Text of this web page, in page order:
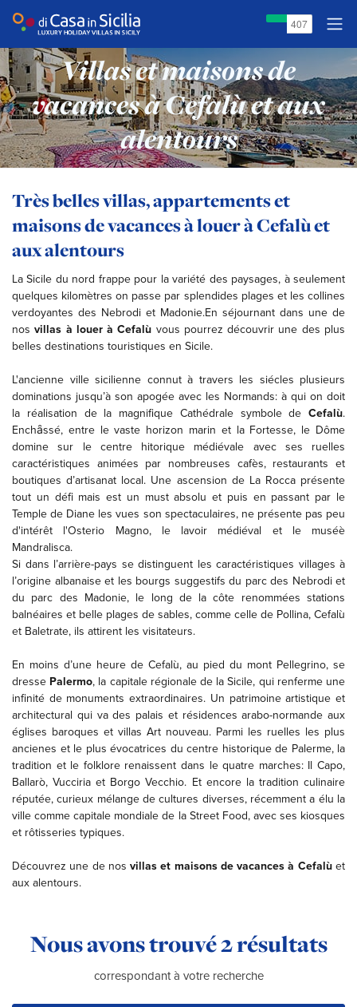
Villas et maisons de
vacances à Cefalù et aux
alentours
Très belles villas, appartements et
maisons de vacances à louer à Cefalù et
aux alentours
La Sicile du nord frappe pour la variété des paysages, à seulement
quelques kilomètres on passe par splendides plages et les collines
verdoyantes des Nebrodi et Madonie.En séjournant dans une de
nosvillas à louer à Cefalù vous pourrez découvrir une des plus
belles destinations touristiques en Sicile.
L'ancienne ville sicilienne connut à travers les siécles plusieurs
dominations jusqu’à son apogée avec les Normands: à qui on doit
la réalisation de la magnifique Cathédrale symbole de Cefalù.
Enchȃssé, entre le vaste horizon marin et la Fortesse, le Dôme
domine sur le centre hitorique médiévale avec ses ruelles
caractéristiques animées par nombreuses cafès, restaurants et
boutiques d’artisanat local. Une ascension de La Rocca présente
tout un défi mais est un must absolu et puis en passant par le
Temple de Diane les vues son spectaculaires, ne présente pas peu
d'intérêt l'Osterio Magno, le lavoir médiéval et le muséè
Mandralisca.
Si dans l’arrière-pays se distinguent les caractéristiques villages à
l’origine albanaise et les bourgs suggestifs du parc des Nebrodi et
du parc des Madonie, le long de la côte renommées stations
balnéaires et belle plages de sables, comme celle de Pollina, Cefalù
et Baletrate, ils attirent les visitateurs.
En moins d’une heure de Cefalù, au pied du mont Pellegrino, se
dresse Palermo, la capitale régionale de la Sicile, qui renferme une
infinité de monuments extraordinaires. Un patrimoine artistique et
architectural qui va des palais et résidences arabo-normande aux
églises baroques et villas Art nouveau. Parmi les ruelles les plus
ancienes et le plus évocatrices du centre historique de Palerme, la
tradition et le folklore renaissent dans le quatre marches: Il Capo,
Ballarò, Vucciria et Borgo Vecchio. Et encore la tradition culinaire
réputée, curieux mélange de cultures diverses, récemment a élu la
ville comme capitale mondiale de la Street Food, avec ses kiosques
et rôtisseries typiques.
Découvrez une de nosvillas et maisons de vacances à Cefalùet
aux alentours.
Résultats de la recherche :
Nous avons trouvé2 résultats
correspondant à votre recherche